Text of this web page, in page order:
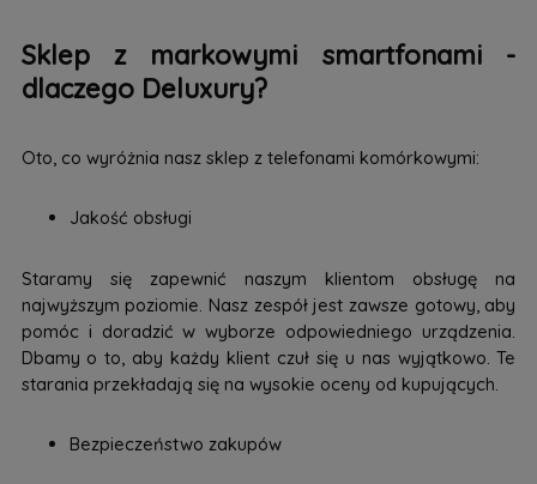
Sklep z markowymi smartfonami -
dlaczego Deluxury?
Oto, co wyróżnia nasz sklep z telefonami komórkowymi:
Jakość obsługi
Staramy się zapewnić naszym klientom obsługę na
najwyższym poziomie. Nasz zespół jest zawsze gotowy, aby
pomóc i doradzić w wyborze odpowiedniego urządzenia.
Dbamy o to, aby każdy klient czuł się u nas wyjątkowo. Te
starania przekładają się na wysokie oceny od kupujących.
Bezpieczeństwo zakupów